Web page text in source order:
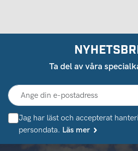
Ta del av våra
Jag har läst och accepterat
persondata. Läs mer